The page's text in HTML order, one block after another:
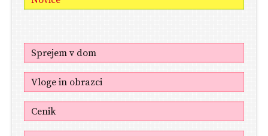
Sprejem v dom
Vloge in obrazci
Cenik